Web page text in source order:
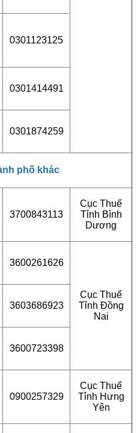
0301123125
0301414491
0301874259
phố khác
3700843113
Cục Thuế
Tỉnh Bình
Dương
3600261626
Cục Thuế
Tỉnh Đồng
Nai
3603686923
3600723398
0900257329
Cục Thuế
Tỉnh Hưng
Yên